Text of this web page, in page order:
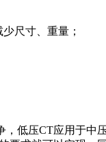
尺寸、重量；
，低压CT应用于中